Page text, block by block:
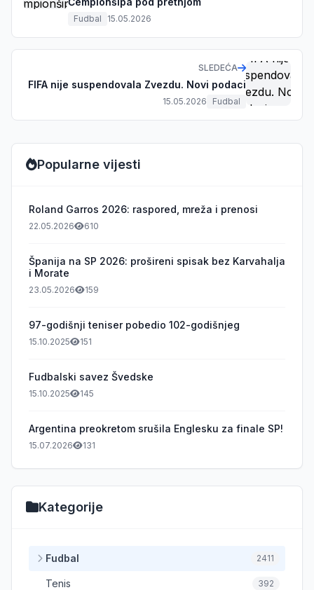
Fudbal 15.05.2026
SLEDEĆA
FIFA nije suspendovala Zvezdu. Novi podaci
15.05.2026 Fudbal
Popularne vijesti
Roland Garros 2026: raspored, mreža i prenosi
22.05.2026 610
Španija na SP 2026: prošireni spisak bez Karvahalja
i Morate
23.05.2026 159
97-godišnji teniser pobedio 102-godišnjeg
15.10.2025 151
Fudbalski savez Švedske
15.10.2025 145
Argentina preokretom srušila Englesku za finale SP!
15.07.2026 131
Kategorije
Fudbal 2411
Tenis 392